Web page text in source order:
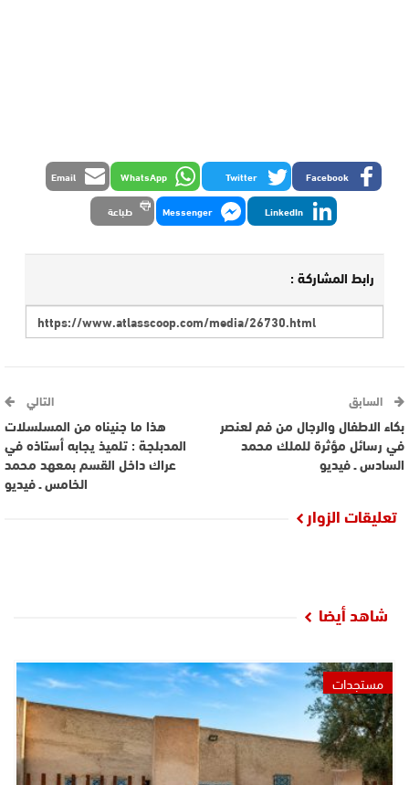
Facebook
Twitter
WhatsApp
Email
LinkedIn
Messenger طباعة
رابط المشاركة :
السابق
بكاء الاطفال والرجال من فم لعنصر
في رسائل مؤثرة للملك محمد
السادس ـ فيديو
التالي
هذا ما جنيناه من المسلسلات
المدبلجة : تلميذ يجابه أستاذه في
عراك داخل القسم بمعهد محمد
الخامس ـ فيديو
تعليقات الزوار
شاهد أيضا
مستجدات